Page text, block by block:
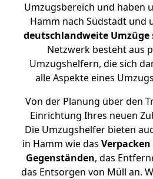
Umzugsbereich und haben
Hamm nach Südstadt und
deutschlandweite Umzüge
Netzwerk besteht aus
Umzugshelfern, die sich
alle Aspekte eines
Von der Planung über den
Einrichtung Ihres neuen
Die Umzugshelfer bieten
in Hamm wie das Verpacken
Gegenständen, das
das Entsorgen von Müll an.